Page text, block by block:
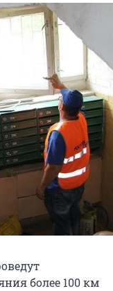
более 100 км